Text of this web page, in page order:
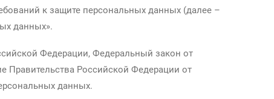
к защите персональных данных (далее –
данных».
Федерации, Федеральный закон от
Правительства Российской Федерации от
данных.